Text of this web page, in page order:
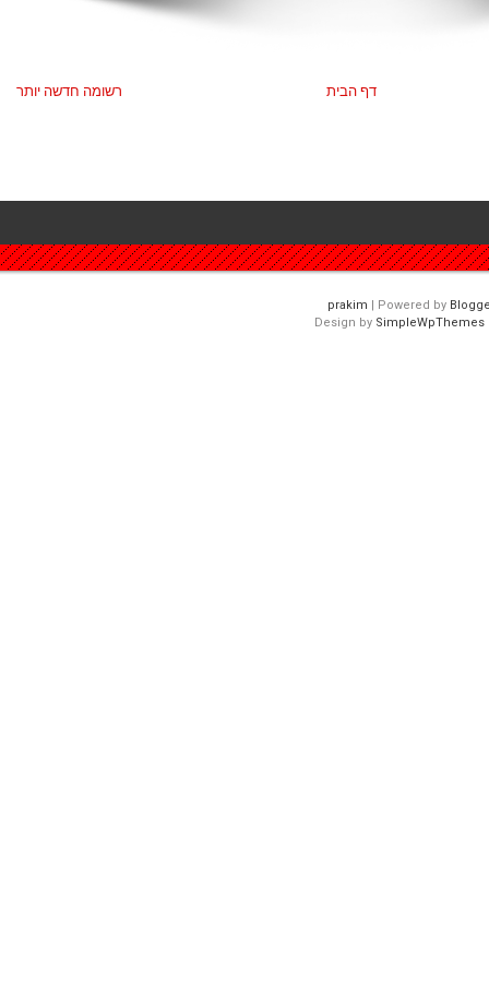
רשומה חדשה יותר דף הבית
| Powered by
Design by SimpleWpThemes